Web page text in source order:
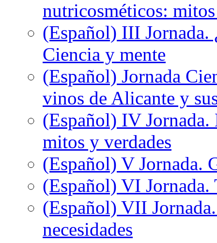
nutricosméticos:
(Español) III Jornada.
Ciencia y mente
(Español) Jornada
vinos de Alicante y
(Español) IV
mitos y verdades
(Español) V Jornada.
(Español) VI Jornada.
(Español) VII
necesidades